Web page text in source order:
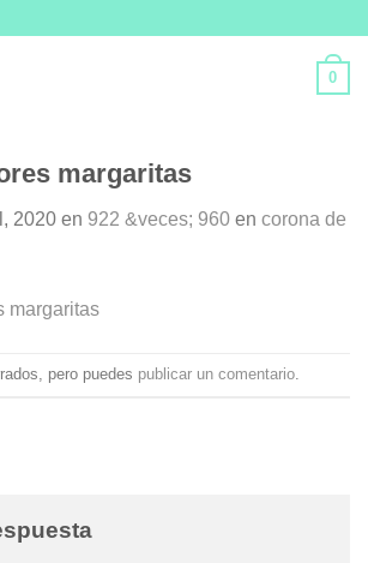
0
margaritas
2020 en 922 &veces; 960 en corona de
pero puedes publicar un comentario